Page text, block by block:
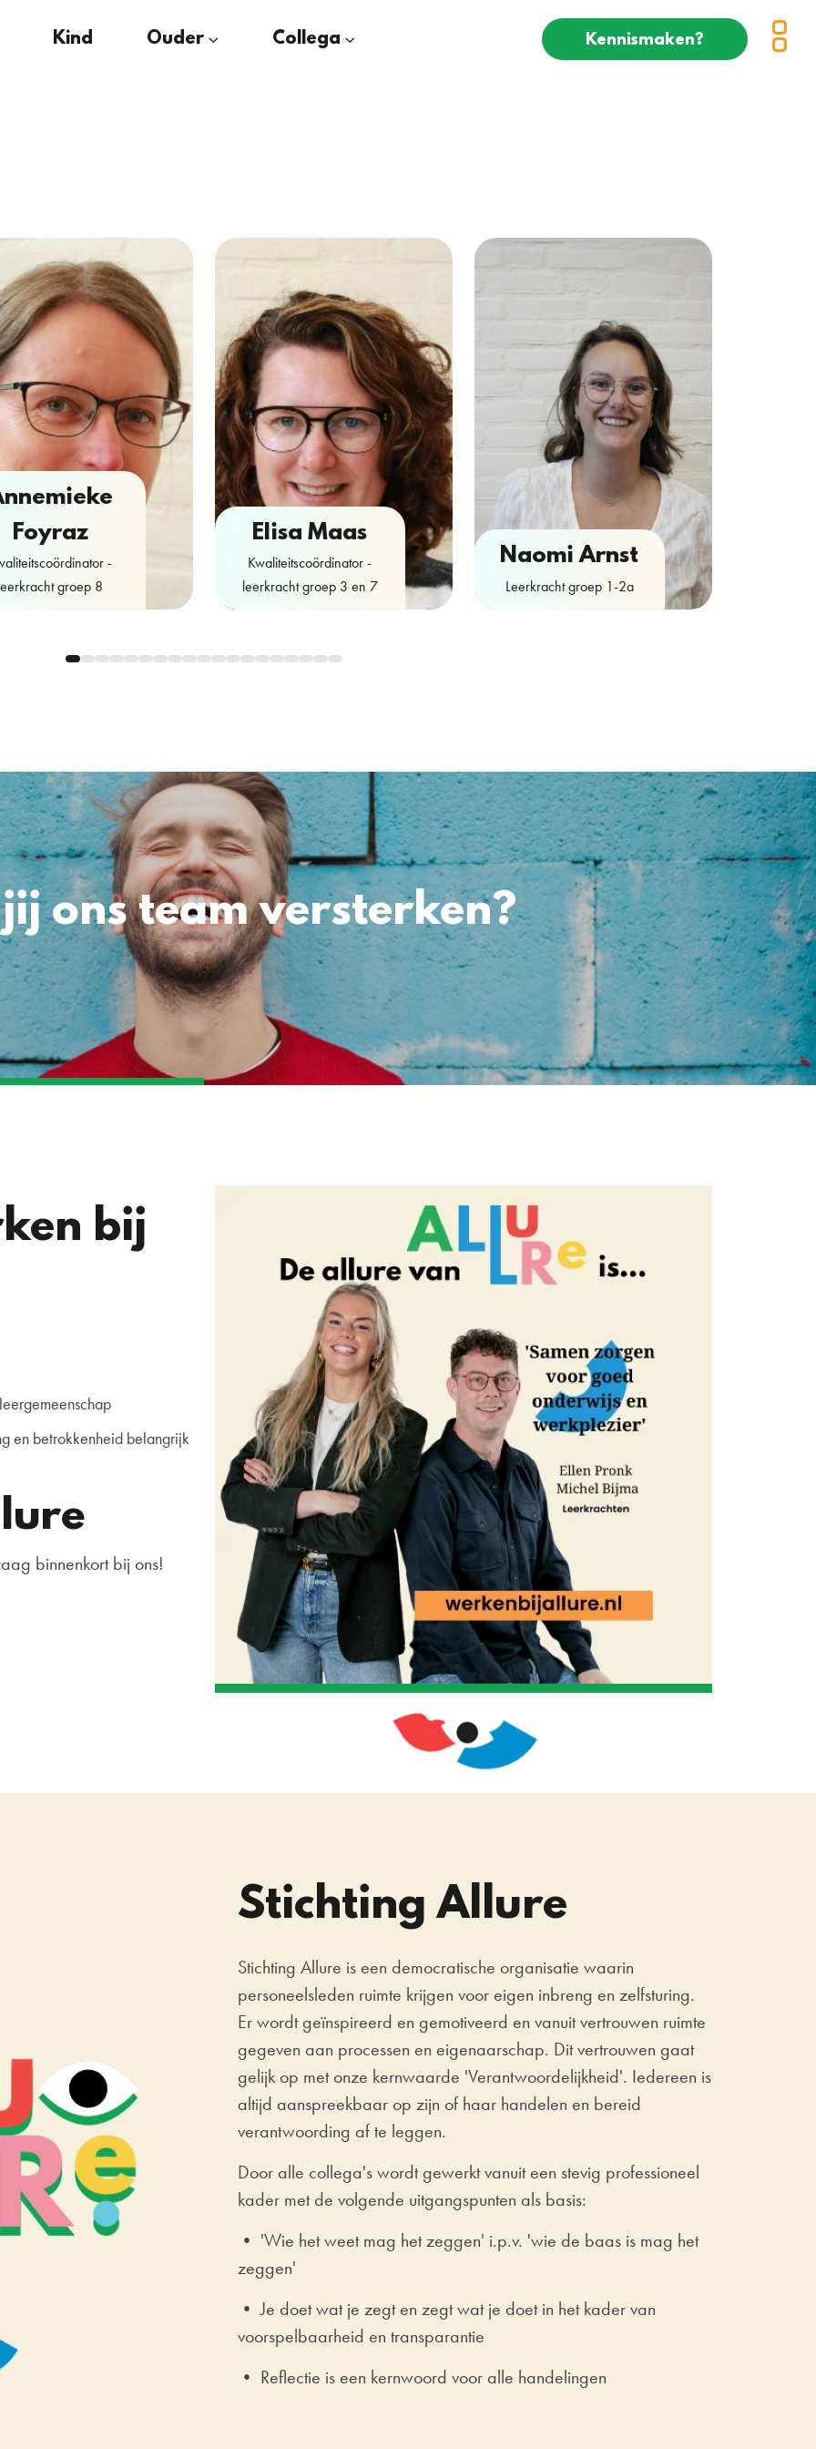
Kind Ouder Collega Kennismaken?
Foyraz
-
groep 8
Elisa Maas
Kwaliteitscoördinator -
leerkracht groep 3 en 7
Naomi Arnst
Leerkracht groep 1-2a
ons team versterken?
bij
en betrokkenheid belangrijk
binnenkort bij ons!
Stichting Allure
Stichting Allure is een democratische organisatie waarin
personeelsleden ruimte krijgen voor eigen inbreng en zelfsturing.
Er wordt geïnspireerd en gemotiveerd en vanuit vertrouwen ruimte
gegeven aan processen en eigenaarschap. Dit vertrouwen gaat
gelijk op met onze kernwaarde 'Verantwoordelijkheid'. Iedereen is
altijd aanspreekbaar op zijn of haar handelen en bereid
verantwoording af te leggen.
Door alle collega's wordt gewerkt vanuit een stevig professioneel
kader met de volgende uitgangspunten als basis:
• 'Wie het weet mag het zeggen' i.p.v. 'wie de baas is mag het
zeggen'
• Je doet wat je zegt en zegt wat je doet in het kader van
voorspelbaarheid en transparantie
• Reflectie is een kernwoord voor alle handelingen